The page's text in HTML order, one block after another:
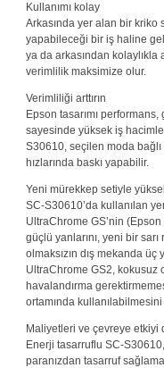
Kullanımı kolay
Arkasında yer alan bir kriko
yapabileceği bir iş haline
ya da arkasından
verimlilik maksimize olur.
Verimliliği arttırın
Epson tasarımı
sayesinde yüksek iş
S30610, seçilen moda
hızlarında baskı yapabilir.
Yeni mürekkep setiyle
SC-S30610’da kullanılan
UltraChrome GS’nin
güçlü yanlarını, yeni bir
olmaksızın dış mekanda üç
UltraChrome GS2, kokusuz
havalandırma
ortamında
Maliyetleri ve çevreye etkiyi
Enerji tasarruflu SC-
paranızdan tasarruf